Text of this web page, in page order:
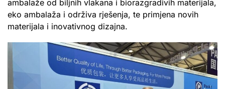
ambalaže od biljnih vlakana i biorazgradivih materijala,
eko ambalaža i održiva rješenja, te primjena novih
materijala i inovativnog dizajna.